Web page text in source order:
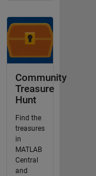
Community
Treasure
Hunt
Find the
treasures
in
MATLAB
Central
and